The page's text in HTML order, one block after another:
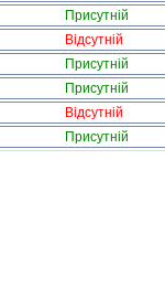
Присутній
Відсутній
Присутній
Присутній
Відсутній
Присутній